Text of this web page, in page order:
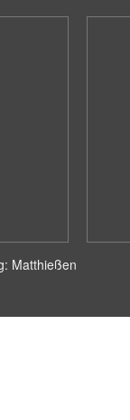
Matthießen